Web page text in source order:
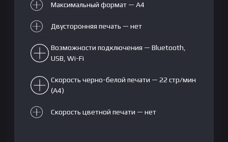
Максимальный формат — A4
Двусторонняя печать — нет
Возможности подключения — Bluetooth,
USB, Wi-Fi
Скорость черно-белой печати — 22 стр/мин
(А4)
Скорость цветной печати — нет